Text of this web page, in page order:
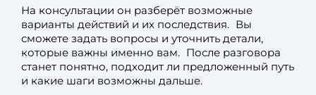
На консультации он разберёт возможные
варианты действий и их последствия. Вы
сможете задать вопросы и уточнить детали,
которые важны именно вам. После разговора
станет понятно, подходит ли предложенный путь
и какие шаги возможны дальше.